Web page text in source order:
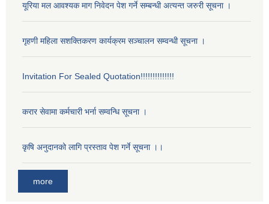
यूरिया मल आवश्यक माग निवेदन पेश गर्ने सम्बन्धी अत्यन्त जरुरी सूचना ।
गृहणी महिला सशक्तिकरण कार्यक्रम सञ्चालन सम्वन्धी सूचना ।
Invitation For Sealed Quotation!!!!!!!!!!!!!!
करार सेवामा कर्मचारी भर्ना सम्वन्धि सूचना ।
कृषि अनुदानको लागि प्रस्ताव पेश गर्ने सूचना ।।
more